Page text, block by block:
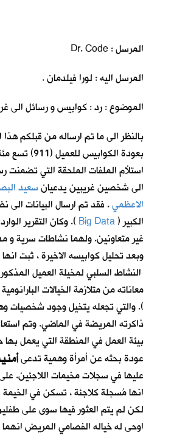
المرسل : Dr. Code
المرسل اليه : لورا فيلدمان .
الموضوع : رد : كوابيس و رسائل الى
بالنظر الى ما تم ارساله من قبلكم هذا
بعودة
استلأم الملفات الملحقة التي تضمنت
الى شخصين غريبين يدعيانسعيد
الاعظمي. فقد تم ارسال البيانات الى
الكبير (Big Data ). وكان التقرير
غير متعاونين. ولهما نشاطات سرية و
وبعد تحليل كوابيسه الاخيرة ، ثبت
النشاط السلبي لمخيلة العميل
معاناته من متلازمة الخيالات
). والتي تجعله يتخيل وجود شخصيات
ذاكرته المريضة في الماضي. وتم
بيئة العمل في المنطقة التي يعمل بها
عودة بحثه عن أمرأة وهمية تدعى
عليها في سجلات مخيمات اللاجئين.
لكن لم يتم العثور فيها سوى على
اوحى له خياله الفصامي المريض انهما